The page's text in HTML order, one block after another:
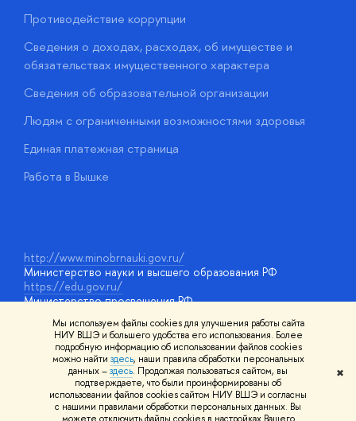
Мы используем файлы cookies для улучшения работы сайта
НИУ ВШЭ и большего удобства его использования. Более
подробную информацию об использовании файлов cookies
можно найти здесь, наши правила обработки персональных
данных –здесь. Продолжая пользоваться сайтом, вы
подтверждаете, что были проинформированы об
использовании файлов cookies сайтом НИУ ВШЭ и согласны
с нашими правилами обработки персональных данных. Вы
✖
Противодействие коррупции
Сведения о доходах, расходах, об имуществе и
обязательствах имущественного характера
Сведения об образовательной организации
Людям с ограниченными возможностями здоровья
Единая платежная страница
Работа в Вышке
http://www.minobrnauki.gov.ru/
Министерство науки и высшего образования РФ
https://edu.gov.ru/
Министерство просвещения РФ
Массовые открытые онлайн-курсы
© НИУ ВШЭ 1993–2026 Адреса и контактыУсловия
использования материалов Политика конфиденциальности
Шрифты HSE Sans и HSE Slab разработаны вШколе дизайна НИУ